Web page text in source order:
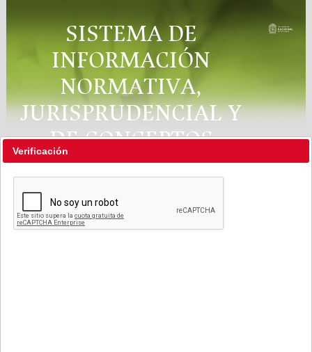
SISTEMA DE
INFORMACIÓN
NORMATIVA,
JURISPRUDENCIAL Y
DE CONCEPTOS
"RÉGIMEN LEGAL"
Verificación